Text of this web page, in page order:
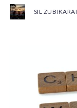
SIL ZUBIKARAI